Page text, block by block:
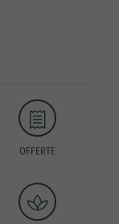
OFFERTE